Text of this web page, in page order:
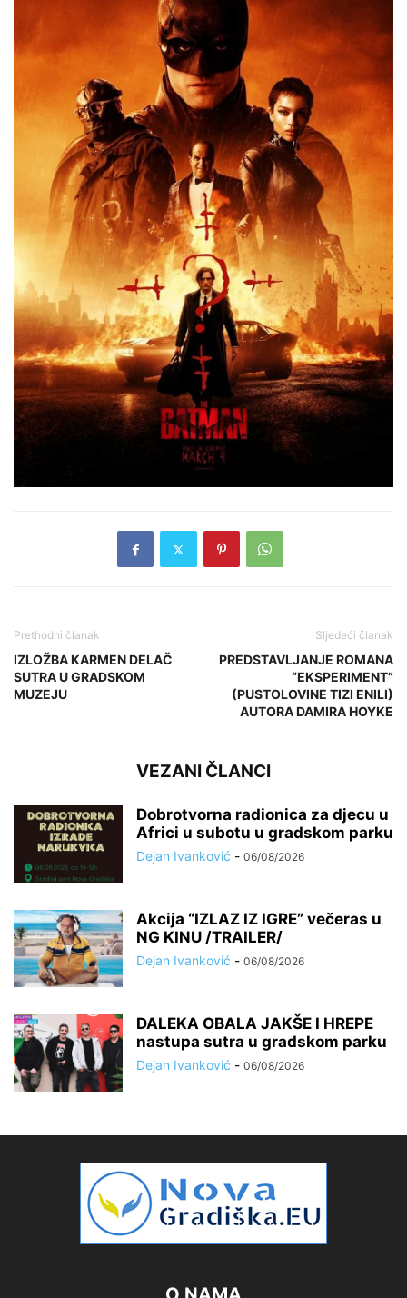
Prethodni članak
IZLOŽBA KARMEN DELAČ
SUTRA U GRADSKOM
MUZEJU
Sljedeći članak
PREDSTAVLJANJE ROMANA
“EKSPERIMENT”
(PUSTOLOVINE TIZI ENILI)
AUTORA DAMIRA HOYKE
VEZANI ČLANCI
Dobrotvorna radionica za djecu u
Africi u subotu u gradskom parku
Dejan Ivanković - 06/08/2026
Akcija “IZLAZ IZ IGRE” večeras u
NG KINU /TRAILER/
Dejan Ivanković - 06/08/2026
DALEKA OBALA JAKŠE I HREPE
nastupa sutra u gradskom parku
Dejan Ivanković - 06/08/2026